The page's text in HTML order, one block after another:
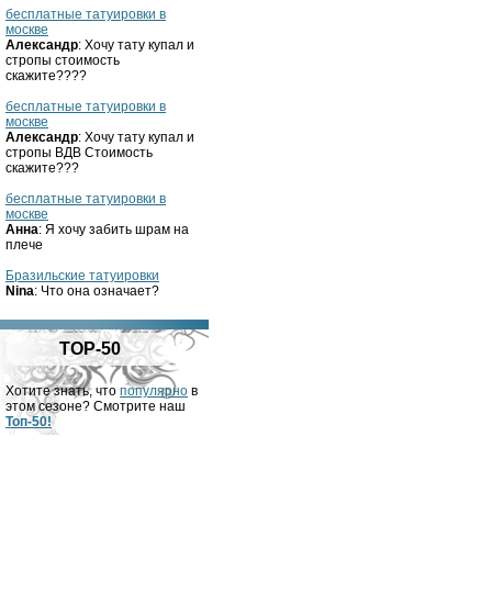
бесплатные татуировки в
москве
Александр: Хочу тату купал и
стропы стоимость
скажите????
бесплатные татуировки в
москве
Александр: Хочу тату купал и
стропы ВДВ Стоимость
скажите???
бесплатные татуировки в
москве
Анна: Я хочу забить шрам на
плече
Бразильские татуировки
Nina: Что она означает?
TOP-50
Хотите знать, что популярно в
этом сезоне? Смотрите наш
Топ-50!